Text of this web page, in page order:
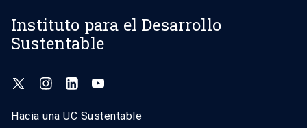
Instituto para el Desarrollo
Sustentable
Hacia una UC Sustentable